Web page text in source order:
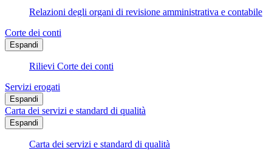
Relazioni degli organi di revisione amministrativa e contabile
Corte dei conti
Espandi
Rilievi Corte dei conti
Servizi erogati
Espandi
Carta dei servizi e standard di qualità
Espandi
Carta dei servizi e standard di qualità